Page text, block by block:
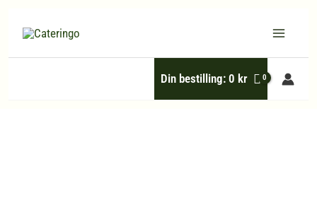
Din bestilling:0 kr